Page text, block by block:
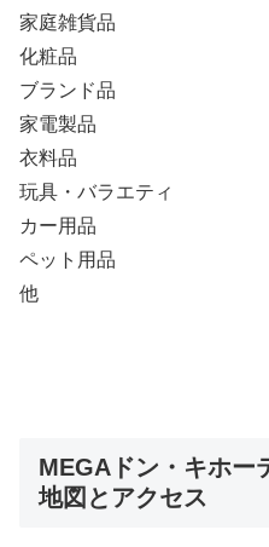
家庭雑貨品
化粧品
ブランド品
家電製品
衣料品
玩具・バラエティ
カー用品
ペット用品
他
MEGAドン・キホー
地図とアクセス